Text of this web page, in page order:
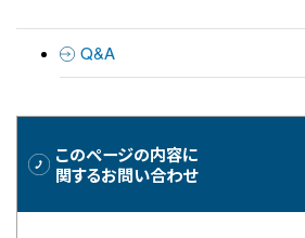
Q&A
このページの内容に
関するお問い合わせ